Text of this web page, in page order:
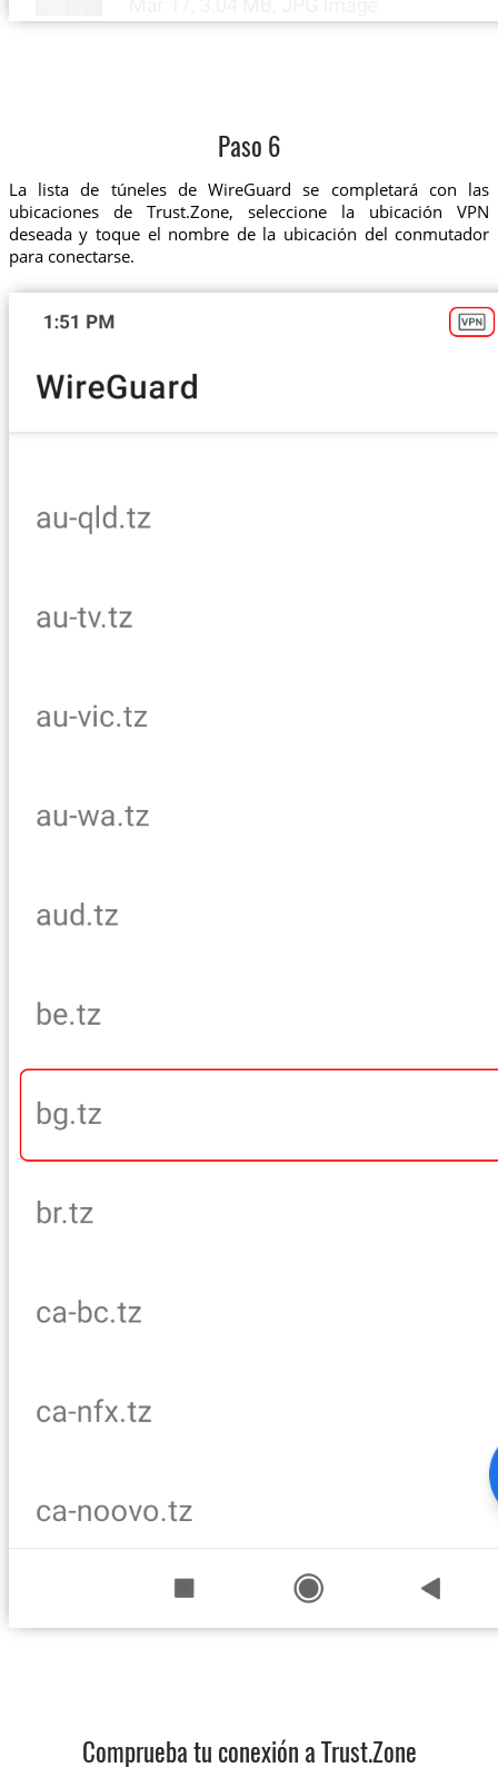
Paso 6
La lista de túneles de WireGuard se completará con las
ubicaciones de Trust.Zone, seleccione la ubicación VPN
deseada y toque el nombre de la ubicación del conmutador
para conectarse.
Comprueba tu conexión a Trust.Zone